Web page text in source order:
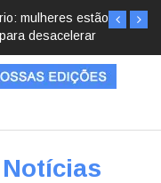
mulheres estão
desacelerar